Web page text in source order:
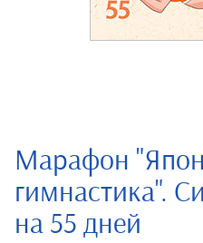
Марафон
гимнастика".
на 55 дней